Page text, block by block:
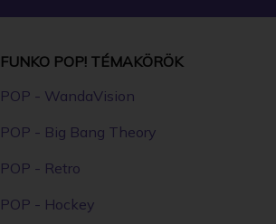
FUNKO POP! TÉMAKÖRÖK
POP - WandaVision
POP - Big Bang Theory
POP - Retro
POP - Hockey